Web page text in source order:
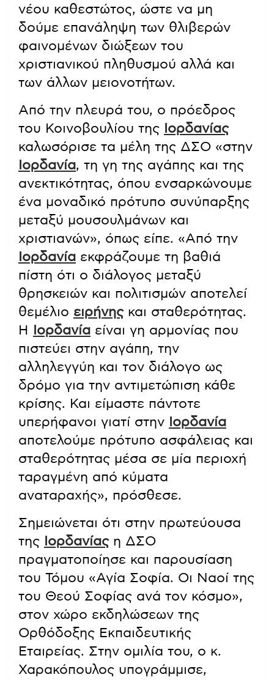
νέου καθεστώτος, ώστε να μη
δούμε επανάληψη των θλιβερών
φαινομένων διώξεων του
χριστιανικού πληθυσμού αλλά και
των άλλων μειονοτήτων.
Από την πλευρά του, ο πρόεδρος
του Κοινοβουλίου της
Ιορδανίας
καλωσόρισε τα μέλη της ΔΣΟ «στην
Ιορδανία, τη γη της αγάπης και της
ανεκτικότητας, όπου ενσαρκώνουμε
ένα μοναδικό πρότυπο συνύπαρξης
μεταξύ μουσουλμάνων και
χριστιανών», όπως είπε. «Από την
Ιορδανία εκφράζουμε τη βαθιά
πίστη ότι ο διάλογος μεταξύ
θρησκειών και πολιτισμών αποτελεί
θεμέλιο ειρήνηςκαι σταθερότητας.
Η
Ιορδανία είναι γη αρμονίας που
πιστεύει στην αγάπη, την
αλληλεγγύη και τον διάλογο ως
δρόμο για την αντιμετώπιση κάθε
κρίσης. Και είμαστε πάντοτε
υπερήφανοι γιατί στην
Ιορδανία
αποτελούμε πρότυπο ασφάλειας και
σταθερότητας μέσα σε μία περιοχή
ταραγμένη από κύματα
αναταραχής», πρόσθεσε.
Σημειώνεται ότι στην πρωτεύουσα
της
Ιορδανίαςη ΔΣΟ
πραγματοποίησε και παρουσίαση
του Τόμου «Αγία Σοφία. Οι Ναοί της
του Θεού Σοφίας ανά τον κόσμο»,
στον χώρο εκδηλώσεων της
Ορθόδοξης Εκπαιδευτικής
Εταιρείας. Στην ομιλία του, ο κ.
Χαρακόπουλος υπογράμμισε,